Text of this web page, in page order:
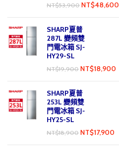
NT$53,900 NT$48,600
SHARP夏普
287L 變頻雙
門電冰箱 SJ-
HY29-SL
NT$19,900 NT$18,900
SHARP夏普
253L 變頻雙
門電冰箱 SJ-
HY25-SL
NT$18,900 NT$17,900